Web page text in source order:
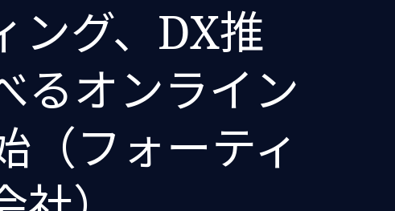
ング、DX推
るオンライン
（フォーティ